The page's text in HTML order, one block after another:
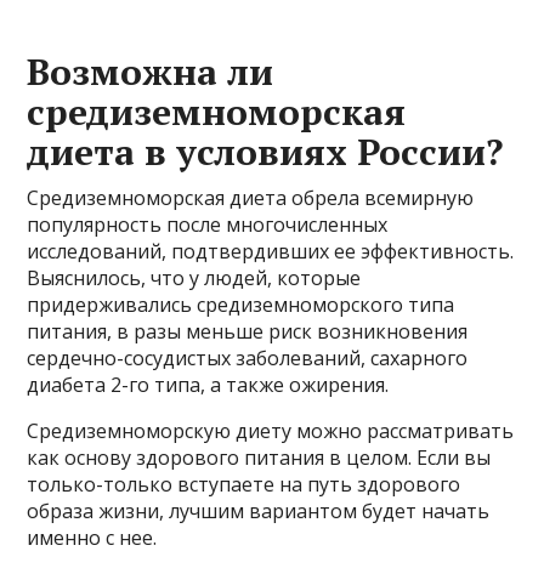
Возможна ли
средиземноморская
диета в условиях России?
Средиземноморская диета обрела всемирную
популярность после многочисленных
исследований, подтвердивших ее эффективность.
Выяснилось, что у людей, которые
придерживались средиземноморского типа
питания, в разы меньше риск возникновения
сердечно-сосудистых заболеваний, сахарного
диабета 2-го типа, а также ожирения.
Средиземноморскую диету можно рассматривать
как основу здорового питания в целом. Если вы
только-только вступаете на путь здорового
образа жизни, лучшим вариантом будет начать
именно с нее.